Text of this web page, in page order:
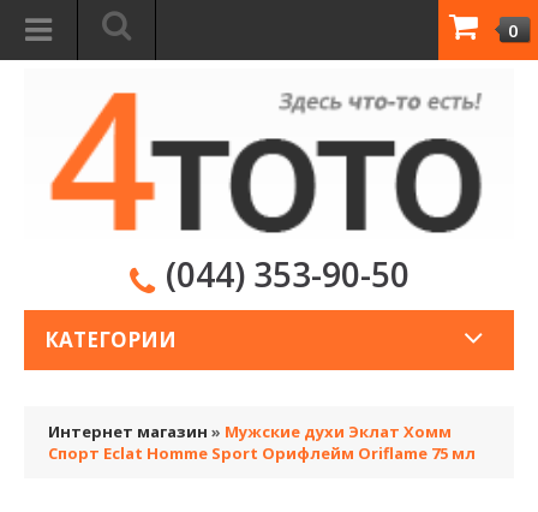
0
(044) 353-90-50
КАТЕГОРИИ
Интернет магазин » Мужские духи Эклат Хомм
Спорт Eclat Homme Sport Орифлейм Oriflame 75 мл